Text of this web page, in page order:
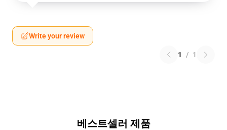
Write your review
1 / 1
베스트셀러 제품